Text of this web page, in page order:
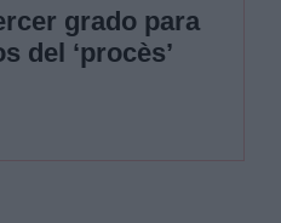
grado para
del ‘procès’